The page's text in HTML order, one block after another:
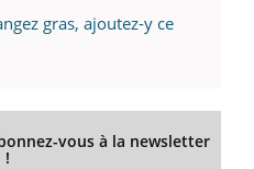
gras, ajoutez-y ce
vous à la newsletter
!